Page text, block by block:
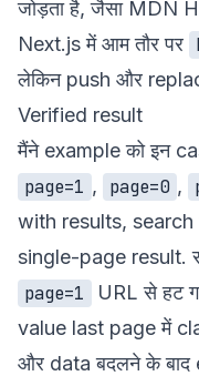
जोड़ता है, जैसा MDN
Next.js में आम तौर पर
लेकिन push और
Verified result
मैंने example को इन
page=1 , page=0 ,
with results,
single-page result.
page=1
URL से हट
value last page में
और data बदलने के बाद